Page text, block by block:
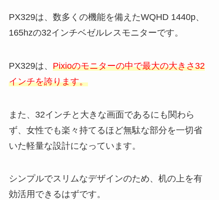
PX329は、数多くの機能を備えたWQHD 1440p、
165hzの32インチベゼルレスモニターです。
PX329は、 Pixioのモニターの中で最大の大きさ32
インチを誇ります。
また、32インチと大きな画面であるにも関わら
ず、女性でも楽々持てるほど無駄な部分を一切省
いた軽量な設計になっています。
シンプルでスリムなデザインのため、机の上を有
効活用できるはずです。